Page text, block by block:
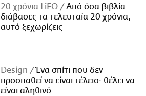
20 χρόνια LiFO
Από όσα βιβλία
διάβασες τα τελευταία 20 χρόνια,
αυτό ξεχωρίζεις
Design
Ένα σπίτι που δεν
προσπαθεί να είναι τέλειο· θέλει να
είναι αληθινό